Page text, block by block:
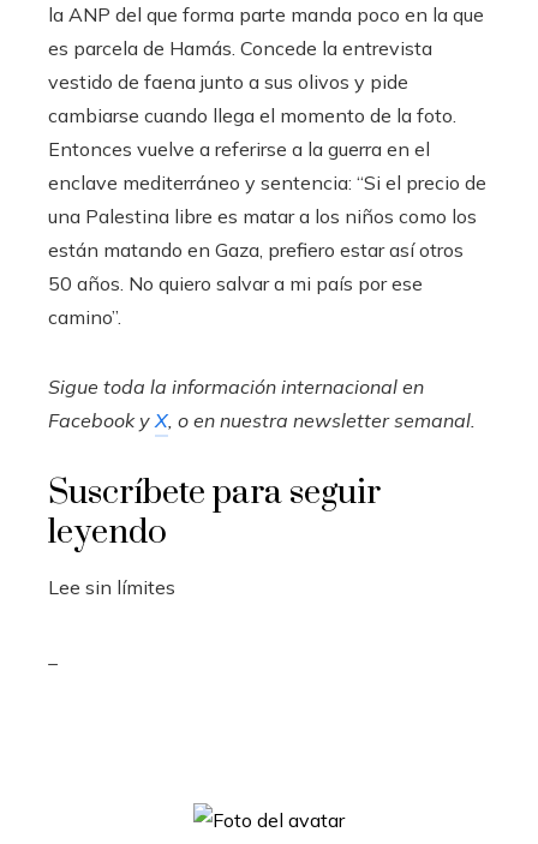
la ANP del que forma parte manda poco en la que
es parcela de Hamás. Concede la entrevista
vestido de faena junto a sus olivos y pide
cambiarse cuando llega el momento de la foto.
Entonces vuelve a referirse a la guerra en el
enclave mediterráneo y sentencia: “Si el precio de
una Palestina libre es matar a los niños como los
están matando en Gaza, prefiero estar así otros
50 años. No quiero salvar a mi país por ese
camino”.
Sigue toda la información internacional en
Facebooky X , o en nuestra newsletter semanal
Suscríbete para seguir
leyendo
Lee sin límites